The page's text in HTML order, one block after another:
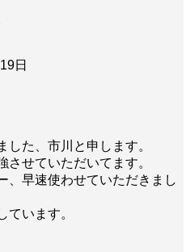
日
した、市川と申します。
させていただいてます。
、早速使わせていただきまし
ています。